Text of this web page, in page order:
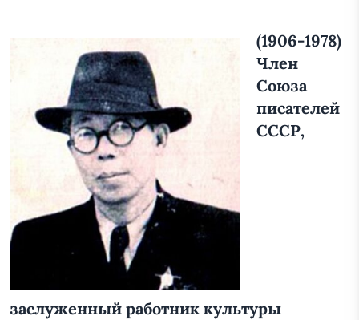
(1906-1978)
Член
Союза
писателей
СССР,
заслуженный работник культуры